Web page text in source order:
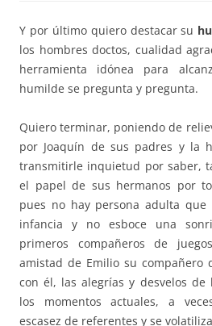
Y por último quiero destacar su
los hombres doctos, cualidad
herramienta idónea para
humilde se pregunta y pregunta.
Quiero terminar, poniendo de
por Joaquín de sus padres y la
transmitirle inquietud por saber,
el papel de sus hermanos por
pues no hay persona adulta
infancia y no esboce una
primeros compañeros de
amistad de Emilio su compañero
con él, las alegrías y desvelos
los momentos actuales, a
escasez de referentes y se